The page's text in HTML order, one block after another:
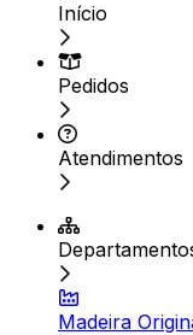
Início
Pedidos
Atendimentos
Madeira